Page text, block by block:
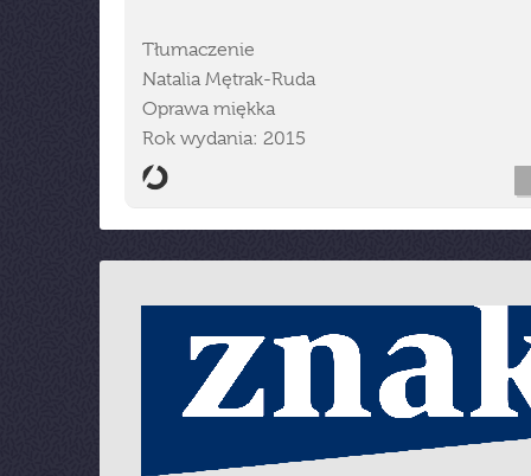
Tłumaczenie
Natalia Mętrak-Ruda
Oprawa miękka
Rok wydania: 2015